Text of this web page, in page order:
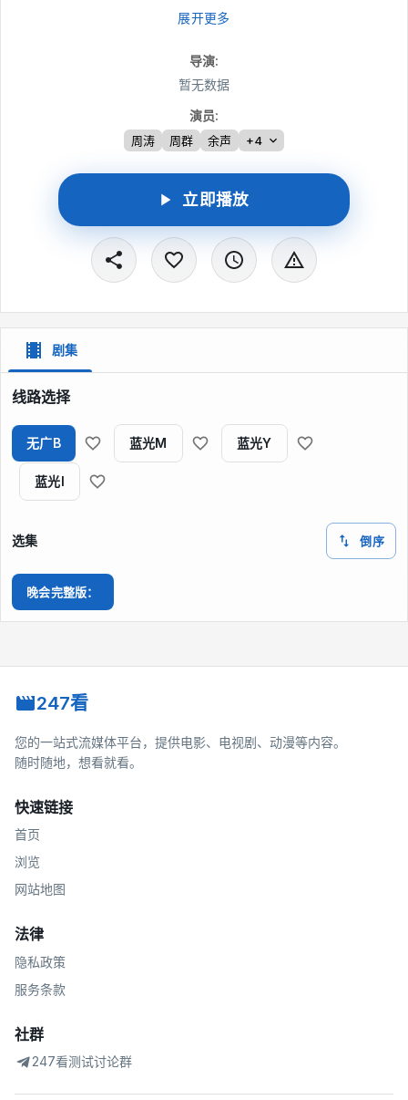
欢”“好一派春光景”“好一曲中国梦”三大篇章。晚会以歌舞、音乐
与舞台呈现描绘春日图景，并设置“总书记回信”“与安徽舰连线”等
展开更多
导演:
暂无数据
演员:
周涛 周群 余声 +4
立即播放
剧集
线路选择
无广B 蓝光M 蓝光Y
蓝光I
选集 倒序
晚会完整版：
247看
您的一站式流媒体平台，提供电影、电视剧、动漫等内容。
随时随地，想看就看。
快速链接
首页
浏览
网站地图
法律
隐私政策
服务条款
社群
247看测试讨论群